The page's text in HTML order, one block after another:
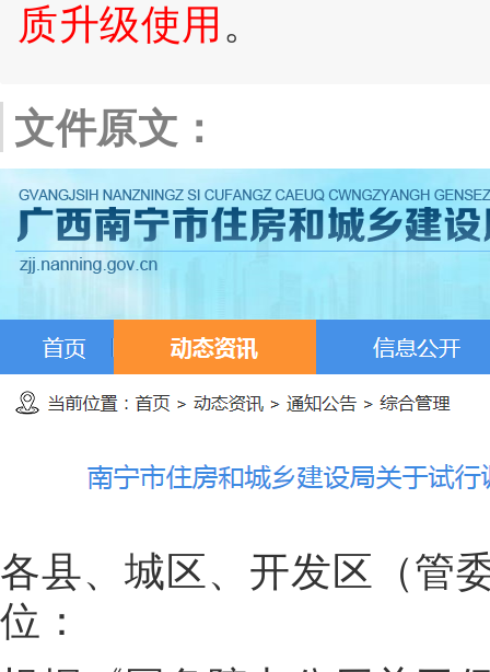
质升级使用 。
文件原文：
各县、城区、开发区（管
位：